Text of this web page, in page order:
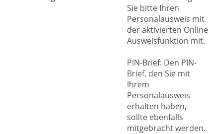
Sie bitte Ihren
Personalausweis mit
der aktivierten Online
Ausweisfunktion mit.
PIN-Brief: Den PIN-
Brief, den Sie mit
Ihrem
Personalausweis
erhalten haben,
sollte ebenfalls
mitgebracht werden.